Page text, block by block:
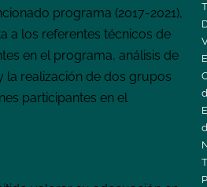
programa (2017-2021),
a los referentes técnicos de
en el programa, análisis de
la realización de dos grupos
participantes en el